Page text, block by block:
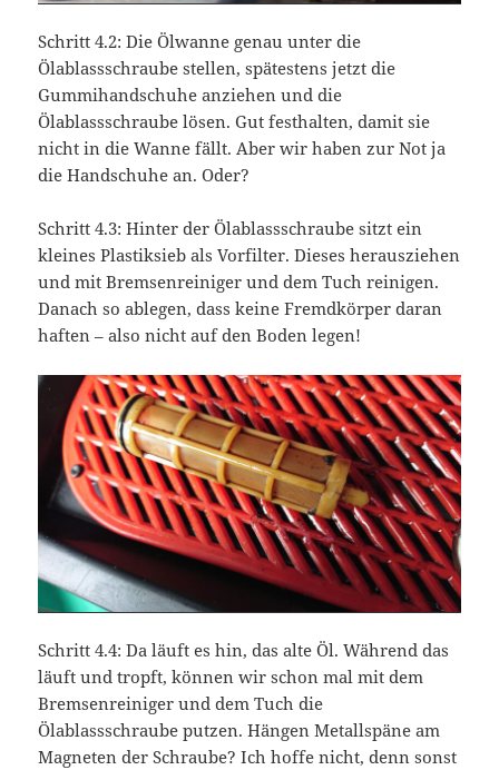
Schritt 4.2: Die Ölwanne genau unter die
Ölablassschraube stellen, spätestens jetzt die
Gummihandschuhe anziehen und die
Ölablassschraube lösen. Gut festhalten, damit sie
nicht in die Wanne fällt. Aber wir haben zur Not ja
die Handschuhe an. Oder?
Schritt 4.3: Hinter der Ölablassschraube sitzt ein
kleines Plastiksieb als Vorfilter. Dieses herausziehen
und mit Bremsenreiniger und dem Tuch reinigen.
Danach so ablegen, dass keine Fremdkörper daran
haften – also nicht auf den Boden legen!
Schritt 4.4: Da läuft es hin, das alte Öl. Während das
läuft und tropft, können wir schon mal mit dem
Bremsenreiniger und dem Tuch die
Ölablassschraube putzen. Hängen Metallspäne am
Magneten der Schraube? Ich hoffe nicht, denn sonst